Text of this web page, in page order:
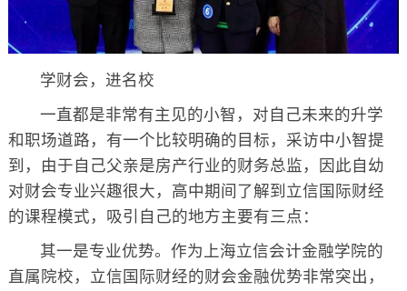
学财会，进名校
一直都是非常有主见的小智，对自己未来的升学
和职场道路，有一个比较明确的目标，采访中小智提
到，由于自己父亲是房产行业的财务总监，因此自幼
对财会专业兴趣很大，高中期间了解到立信国际财经
的课程模式，吸引自己的地方主要有三点：
其一是专业优势。作为上海立信会计金融学院的
直属院校，立信国际财经的财会金融优势非常突出，